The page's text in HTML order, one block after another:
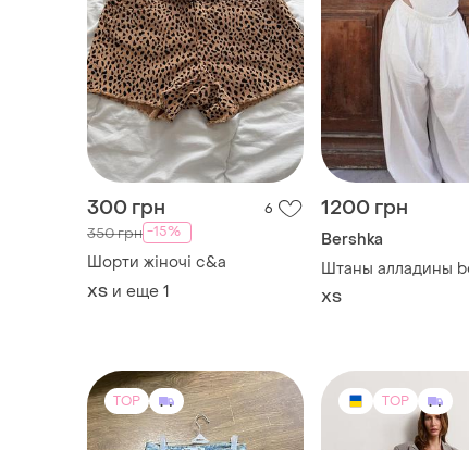
TOP
950 грн
Джинсові шорти
TOP
4999 грн
HUKH